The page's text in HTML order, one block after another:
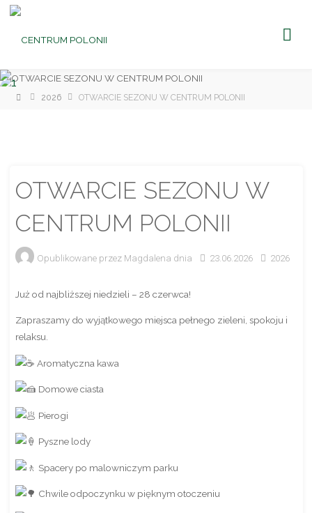
Rekreacji
Strona2026 OTWARCIE SEZONU W CENTRUM POLONII
OTWARCIE SEZONU W
CENTRUM POLONII
Opublikowane przez Magdalena dnia 23.06.2026 2026
Już od najbliższej niedzieli – 28 czerwca!
Zapraszamy do wyjątkowego miejsca pełnego zieleni, spokoju i
relaksu.
Aromatyczna kawa
Domowe ciasta
Pierogi
Pyszne lody
Spacery po malowniczym parku
Chwile odpoczynku w pięknym otoczeniu